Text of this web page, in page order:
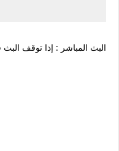
البث المباشر : إذا توقف